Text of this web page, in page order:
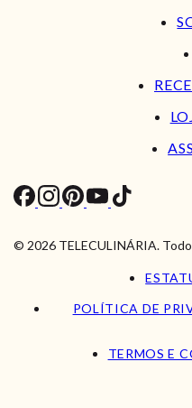
© 2026 TELECULINÁRIA.
POLÍTICA DE
TERMOS E